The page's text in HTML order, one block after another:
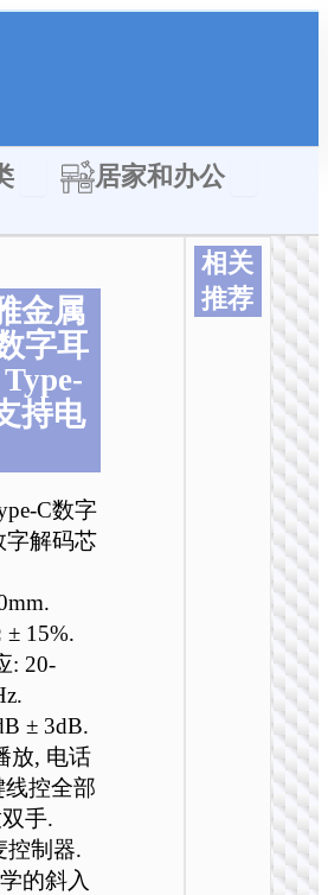
Open 音频类居家和办公
金属
字耳
持电
C数字
字解码芯
15%.
: 20-
± 3dB.
放, 电话
控全部
手.
控制器.
的斜入
相关
推荐
有线耳
W112
头戴式
务耳机
本
产
品
有
多
种
变
体
可
在
产
品
页
面
上
选
择
这
些
选
项
本
产
品
有
多
种
变
体
可
在
产
品
页
面
上
选
择
这
些
选
项
本
产
品
有
多
种
变
体
可
在
产
品
页
面
上
选
择
这
些
选
项
本
产
品
有
多
种
变
体
可
在
产
品
页
面
上
选
择
这
些
选
项
本
产
品
有
多
种
变
体
可
在
产
品
页
面
上
选
择
这
些
选
项
本
产
品
有
多
种
变
体
可
在
产
品
页
面
上
选
择
这
些
选
项